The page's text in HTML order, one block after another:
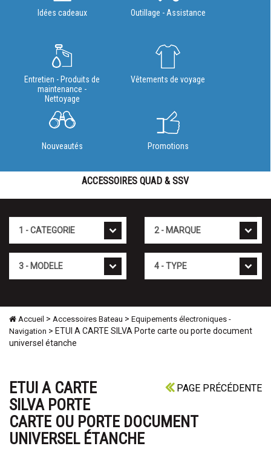
Idées cadeaux Outillage - Assistance
Entretien - Produits de
maintenance -
Nettoyage
Vêtements de voyage
Nouveautés Promotions
ACCESSOIRES QUAD & SSV
Accueil > Accessoires Bateau > Equipements électroniques -
Navigation > ETUI A CARTE SILVA Porte carte ou porte document
universel étanche
PAGE PRÉCÉDENTE
ETUI A CARTE
SILVA PORTE
CARTE OU PORTE DOCUMENT
UNIVERSEL ÉTANCHE